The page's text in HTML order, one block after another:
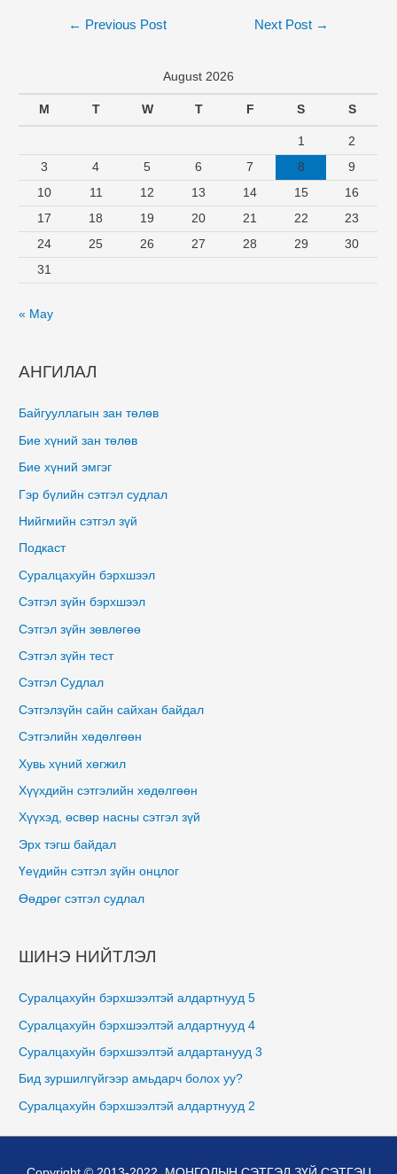
← Previous Post Next Post →
August 2026
M T W T F S S
1
2
3
4 5 6 7 8
9
10
11 12 13 14 15
16
17
18 19 20 21 22
23
24
25 26 27 28 29
30
31
« May
АНГИЛАЛ
Байгууллагын зан төлөв
Бие хүний зан төлөв
Бие хүний эмгэг
Гэр бүлийн сэтгэл судлал
Нийгмийн сэтгэл зүй
Подкаст
Суралцахуйн бэрхшээл
Сэтгэл зүйн бэрхшээл
Сэтгэл зүйн зөвлөгөө
Сэтгэл зүйн тест
Сэтгэл Судлал
Сэтгэлзүйн сайн сайхан байдал
Сэтгэлийн хөдөлгөөн
Хувь хүний хөгжил
Хүүхдийн сэтгэлийн хөдөлгөөн
Хүүхэд, өсвөр насны сэтгэл зүй
Эрх тэгш байдал
Үеүдийн сэтгэл зүйн онцлог
Өөдрөг сэтгэл судлал
ШИНЭ НИЙТЛЭЛ
Суралцахуйн бэрхшээлтэй алдартнууд 5
Суралцахуйн бэрхшээлтэй алдартнууд 4
Суралцахуйн бэрхшээлтэй алдартанууд 3
Бид зуршилгүйгээр амьдарч болох уу?
Суралцахуйн бэрхшээлтэй алдартнууд 2